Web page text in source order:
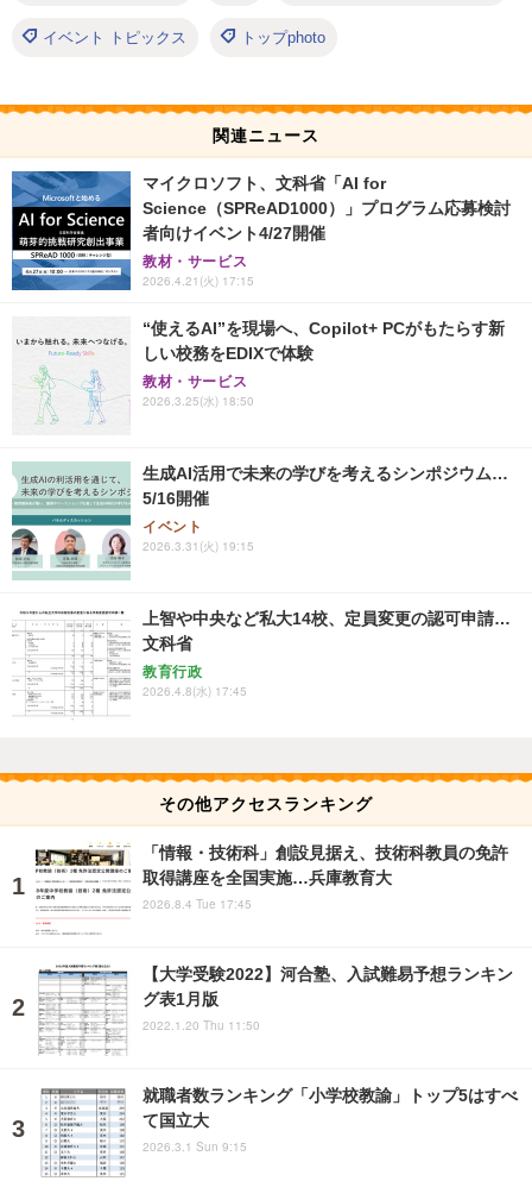
イベント トピックス トップphoto
関連ニュース
マイクロソフト、文科省「AI for
Science（SPReAD1000）」プログラム応募検討
者向けイベント4/27開催
教材・サービス
2026.4.21(火) 17:15
“使えるAI”を現場へ、Copilot+ PCがもたらす新
しい校務をEDIXで体験
教材・サービス
2026.3.25(水) 18:50
生成AI活用で未来の学びを考えるシンポジウム…
5/16開催
イベント
2026.3.31(火) 19:15
上智や中央など私大14校、定員変更の認可申請…
文科省
教育行政
2026.4.8(水) 17:45
その他アクセスランキング
「情報・技術科」創設見据え、技術科教員の免許
取得講座を全国実施…兵庫教育大
2026.8.4 Tue 17:45
【大学受験2022】河合塾、入試難易予想ランキン
グ表1月版
2022.1.20 Thu 11:50
就職者数ランキング「小学校教諭」トップ5はすべ
て国立大
2026.3.1 Sun 9:15